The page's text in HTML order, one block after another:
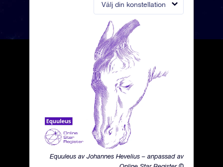
Välj din konstellation
Equuleus av Johannes Hevelius – anpassad av